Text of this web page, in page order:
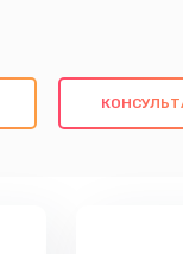
образом. Не